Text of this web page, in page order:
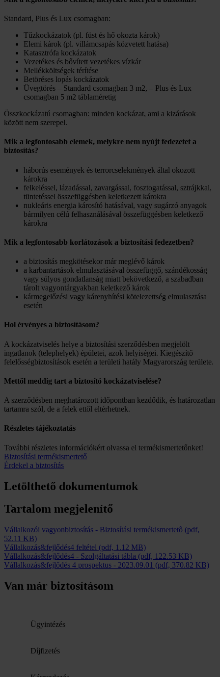
Standard, Plus és Lux csomagban:
Tűzkockázatok (pl. füst és hő okozta károk)
Elemi károk (pl. villámcsapás közvetett hatása)
Katasztrófa kockázatok
Vezetékes és bővített vezetékes vízkár
Mellékköltségek térítése
Betöréses lopás kockázatok
Üvegtörés – Standard csomagban 3 m2, – Plus és Lux
csomagban 5 m2 táblaméretig
Összkockázatú csomagban: minden kockázat, ami a kizárások
között nem szerepel.
Mik a legfontosabb elemek, melykre nem nyújt fedezetet a
biztosítás?
háborús események és terrorcselekmények által okozott
károkra
felkeléssel, lázadással, zavargással, fosztogatással, sztrájkkal,
tüntetéssel összefüggésben keletkezett károkra
nukleáris energia károsító hatásával, vagy sugárzó anyagok
bármilyen célú felhasználásával összefüggésben keletkező
károkra
Mik a legfontosabb korlátozások a biztosítási fedezetben?
a biztosítás megkötésekor már meglévő károk
a karbantartások elmulasztásával összefüggő, szándékosság
vagy súlyos gondatlanság miatt bekövetkező, a szabadban
tárolt vagyontárgyakban keletkező károk
kármegelőzési vagy kárenyhítési kötelezettség elmulasztása
esetén
Hol érvényes a biztosításom?
A kockázatviselés helye a biztosítási szerződésben megjelölt
ingatlanok (telephelyek) épületei, azok helyiségei. Kiegészítő
felelősségbiztosítások esetén a területi hatály Magyarország területe.
Mettől meddig tart a biztosító kockázatviselése?
A szerződésben meghatározott időpontban kezdődik, és határozatlan
tartamra szól, de a felek ettől eltérhetnek.
Részletes tájékoztatás
További részletes információkért olvassa el termékismertetőnket!
Biztosítási termékismertető
Érdekel a biztosítás
Letölthető dokumentumok
Tartalom megjelenítő
Vállalkozói vagyonbiztosítás - Biztosítási termékismertetô (pdf,
52.11 KB)
Vállalkozás&fejlődés4 feltétel (pdf, 1.12 MB)
Vállalkozás&fejlődés4 - Szolgáltatási tábla (pdf, 122.53 KB)
Vállalkozás&fejlődés 4 prospektus - 2023.09.01 (pdf, 370.82 KB)
Van már biztosításom
Ügyintézés
Díjfizetés